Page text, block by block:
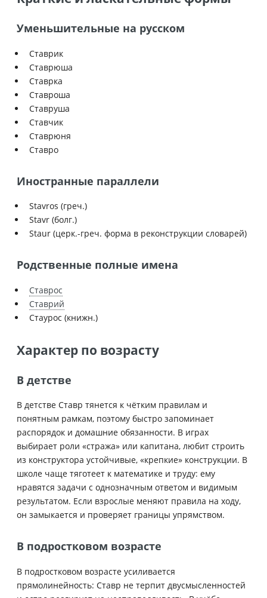
Уменьшительные на русском
Ставрик
Ставрюша
Ставрка
Ставроша
Ставруша
Ставчик
Ставрюня
Ставро
Иностранные параллели
Stavros (греч.)
Stavr (болг.)
Staur (церк.-греч. форма в реконструкции словарей)
Родственные полные имена
Ставрос
Ставрий
Стаурос (книжн.)
Характер по возрасту
В детстве
В детстве Ставр тянется к чётким правилам и
понятным рамкам, поэтому быстро запоминает
распорядок и домашние обязанности. В играх
выбирает роли «стража» или капитана, любит строить
из конструктора устойчивые, «крепкие» конструкции. В
школе чаще тяготеет к математике и труду: ему
нравятся задачи с однозначным ответом и видимым
результатом. Если взрослые меняют правила на ходу,
он замыкается и проверяет границы упрямством.
В подростковом возрасте
В подростковом возрасте усиливается
прямолинейность: Ставр не терпит двусмысленностей